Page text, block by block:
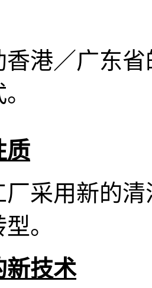
香港／广东
质
厂采用新的
。
新技术